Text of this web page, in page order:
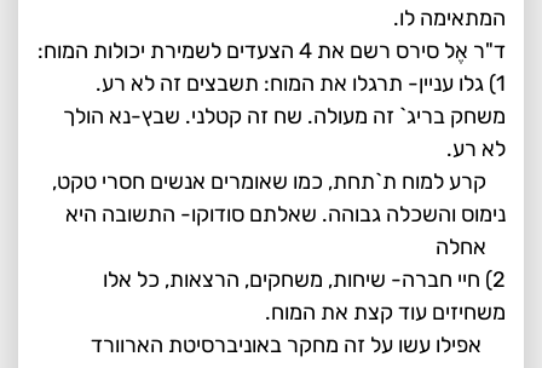
המתאימה לו.
ד"ר אֶל סירס רשם את 4 הצעדים לשמירת יכולות המוח:
1) גלו עניין- תרגלו את המוח: תשבצים זה לא רע.
משחק בריג` זה מעולה. שח זה קטלני. שבץ-נא הולך
לא רע.
קרע למוח ת`תחת, כמו שאומרים אנשים חסרי טקט,
נימוס והשכלה גבוהה. שאלתם סודוקו- התשובה היא
אחלה
2) חיי חברה- שיחות, משחקים, הרצאות, כל אלו
משחיזים עוד קצת את המוח.
אפילו עשו על זה מחקר באוניברסיטת הארוורד